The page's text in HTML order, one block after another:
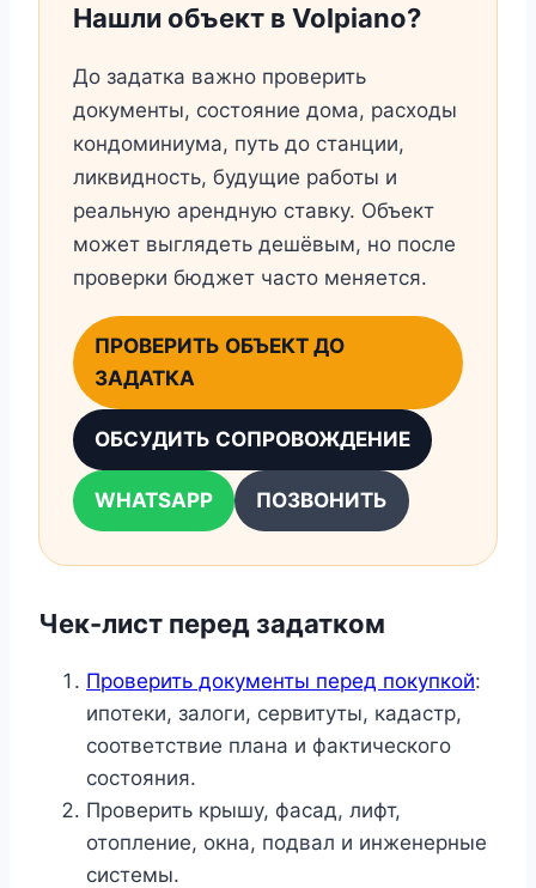
Нашли объект в Volpiano?
До задатка важно проверить
документы, состояние дома, расходы
кондоминиума, путь до станции,
ликвидность, будущие работы и
реальную арендную ставку. Объект
может выглядеть дешёвым, но после
проверки бюджет часто меняется.
ПРОВЕРИТЬ ОБЪЕКТ ДО
ЗАДАТКА
ОБСУДИТЬ СОПРОВОЖДЕНИЕ
WHATSAPP ПОЗВОНИТЬ
Чек-лист перед задатком
Проверить документы перед покупкой:
ипотеки, залоги, сервитуты, кадастр,
соответствие плана и фактического
состояния.
Проверить крышу, фасад, лифт,
отопление, окна, подвал и инженерные
системы.